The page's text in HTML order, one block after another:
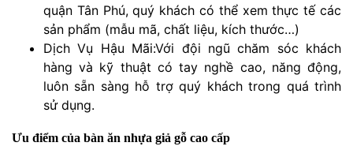
quận Tân Phú, quý khách có thể xem thực tế các
sản phẩm (mẫu mã, chất liệu, kích thước…)
Dịch Vụ Hậu Mãi:Với đội ngũ chăm sóc khách
hàng và kỹ thuật có tay nghề cao, năng động,
luôn sẵn sàng hỗ trợ quý khách trong quá trình
sử dụng.
Ưu điểm của bàn ăn nhựa giả gỗ cao cấp